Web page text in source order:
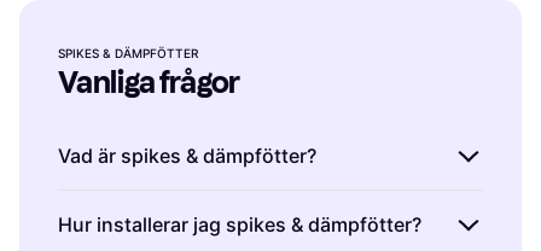
SPIKES & DÄMPFÖTTER
Vanliga frågor
Vad är spikes & dämpfötter?
ljudsystem som förbättrar ljudkvaliteten
Hur installerar jag spikes & dämpfötter?